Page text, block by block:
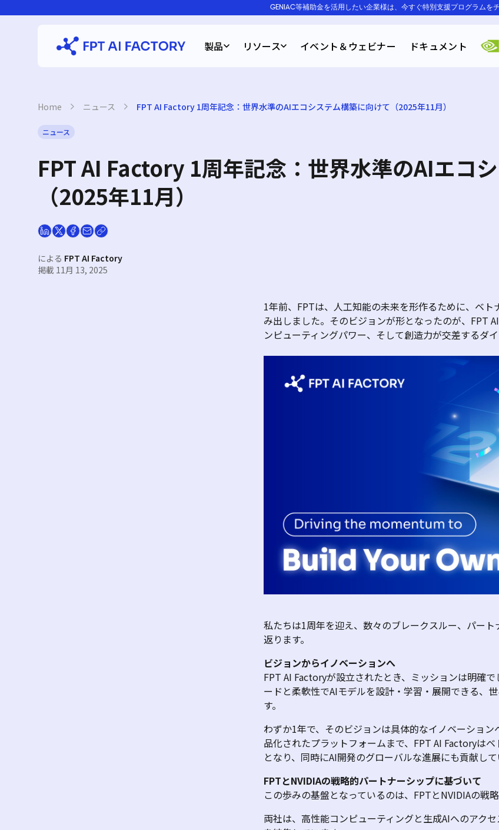
GENIAC等補助金を活用したい企業様は、今すぐ特別支援プログラムを
製品 リソース イベント＆ウェビナー ドキュメント
Home ニュース FPT AI Factory 1周年記念：世界水準のAIエコシステム構築に向けて（2025年11月）
ニュース
FPT AI Factory 1周年記念：世界水準のAIエコ
（2025年11月）
による FPT AI Factory
掲載 11月 13, 2025
1年前、 FPTは、人工知能の未来を形作るために、ベ
み出しました。そのビジョンが形となったのが、 FPT
ンピューティングパワー、そして創造力が交差するダイ
私たちは1周年を迎え、数々のブレークスルー、パー
返ります。
ビジョンからイノベーションへ
FPT AI Factoryが設立されたとき、ミッションは明確
ードと柔軟性でAIモデルを設計・学習・展開できる、
す。
わずか1年で、そのビジョンは具体的なイノベーション
品化されたプラットフォームまで、 FPT AI Factoryはベ
となり、同時にAI開発のグローバルな進展にも貢献して
FPTとNVIDIAの戦略的パートナーシップに基づいて
この歩みの基盤となっているのは、 FPTとNVIDIAの戦
両社は、高性能コンピューティングと生成AIへのアク